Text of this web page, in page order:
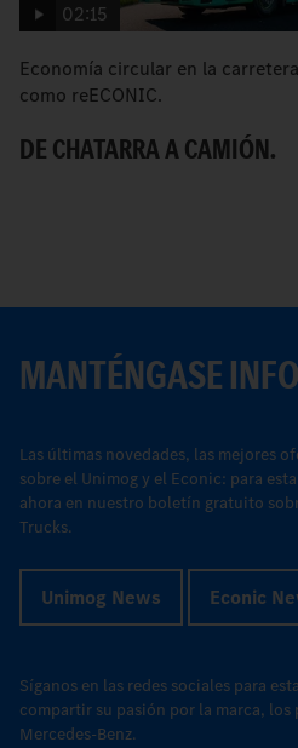
02:15
Economía circular en la
como reECONIC.
DE CHATARRA A CAMIÓN.
MANTÉNGASE
Las últimas novedades, las mejores
sobre el Unimog y el Econic: para
ahora en nuestro boletín gratuito
Trucks.
Unimog News Econic
Síganos en las redes sociales para
compartir su pasión por la marca,
Mercedes-Benz.